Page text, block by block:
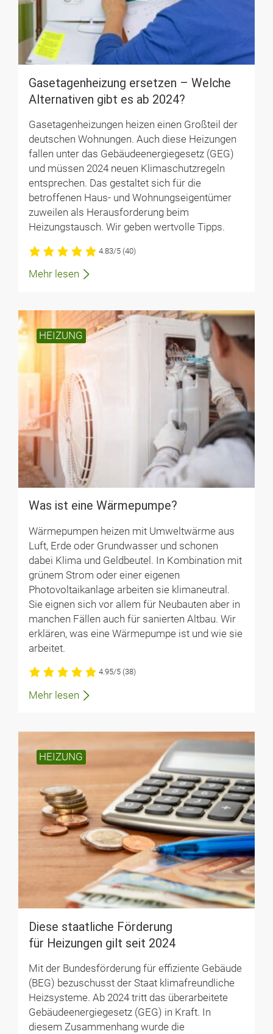
Gasetagenheizung ersetzen – Welche
Alternativen gibt es ab 2024?
Gasetagenheizungen heizen einen Großteil der
deutschen Wohnungen. Auch diese Heizungen
fallen unter das Gebäudeenergiegesetz (GEG)
und müssen 2024 neuen Klimaschutzregeln
entsprechen. Das gestaltet sich für die
betroffenen Haus- und Wohnungseigentümer
zuweilen als Herausforderung beim
Heizungstausch. Wir geben wertvolle Tipps.
4.83/5 (40)
Mehr lesen
HEIZUNG
Was ist eine Wärmepumpe?
Wärmepumpen heizen mit Umweltwärme aus
Luft, Erde oder Grundwasser und schonen
dabei Klima und Geldbeutel. In Kombination mit
grünem Strom oder einer eigenen
Photovoltaikanlage arbeiten sie klimaneutral.
Sie eignen sich vor allem für Neubauten aber in
manchen Fällen auch für sanierten Altbau. Wir
erklären, was eine Wärmepumpe ist und wie sie
arbeitet.
4.95/5 (38)
Mehr lesen
HEIZUNG
Diese staatliche Förderung
für Heizungen gilt seit 2024
Mit der Bundesförderung für effiziente Gebäude
(BEG) bezuschusst der Staat klimafreundliche
Heizsysteme. Ab 2024 tritt das überarbeitete
Gebäudeenergiegesetz (GEG) in Kraft. In
diesem Zusammenhang wurde die